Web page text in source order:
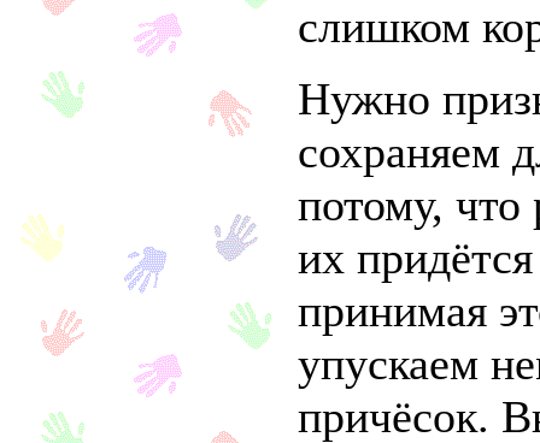
слишком
Нужно
сохраняем
потому, что
их
принимая
упускаем
причёсок.